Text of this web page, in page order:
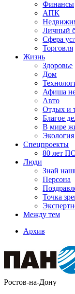
Финансы
АПК
Личный
Сфера
Торговля
Жизнь
Здоровье
Дом
Афиша
Авто
Отдых и
Благое
В мире
Экология
Спецпроекты
80 лет
Люди
Знай
Персона
Точка
Между тем
Архив
Ростов-на-Дону